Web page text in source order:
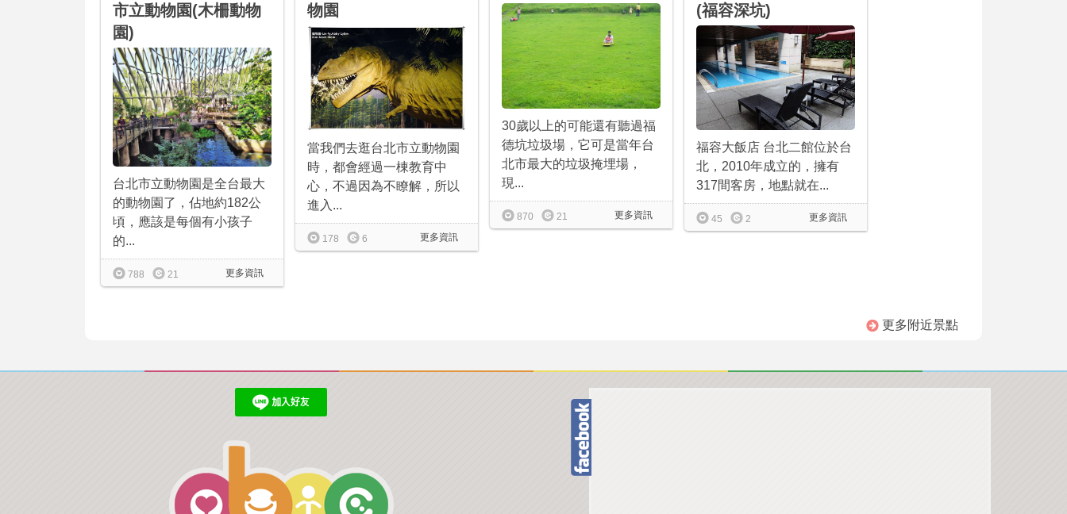
市立動物園(木柵動物
園)
台北市立動物園是全台最大
的動物園了，佔地約182公
頃，應該是每個有小孩子
的...
更多資訊
788 21
物園
當我們去逛台北市立動物園
時，都會經過一棟教育中
心，不過因為不瞭解，所以
進入...
更多資訊
178 6
30歲以上的可能還有聽過福
德坑垃圾場，它可是當年台
北市最大的垃圾掩埋場，
現...
更多資訊
870 21
(福容深坑)
福容大飯店 台北二館位於台
北，2010年成立的，擁有
317間客房，地點就在...
更多資訊
45 2
更多附近景點